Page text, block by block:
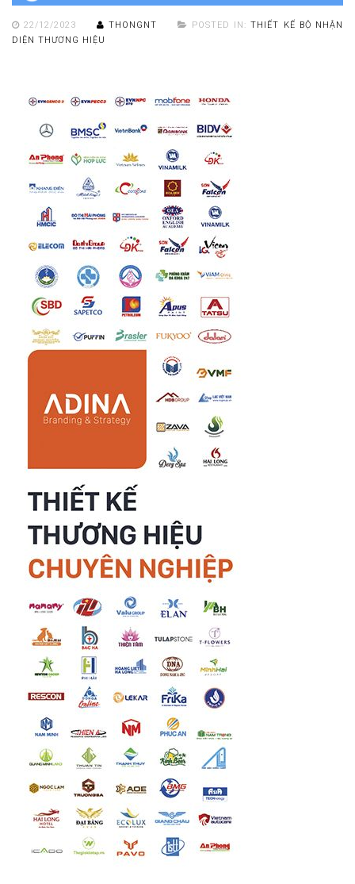
22/12/2023 THONGNT POSTED IN:THIẾT KẾ BỘ NHẬN
DIỆN THƯƠNG HIỆU